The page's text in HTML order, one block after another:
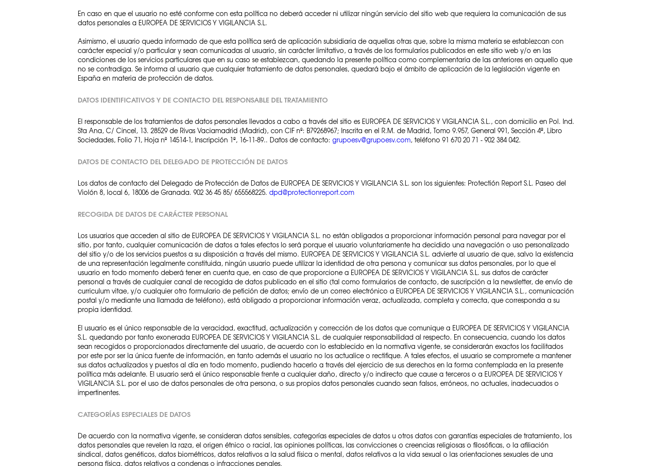
En caso en que el usuario no esté conforme con esta política no deberá acceder ni utilizar ningún servicio del sitio web que requiera la comunicación de sus
datos personales a EUROPEA DE SERVICIOS Y VIGILANCIA S.L.
Asimismo, el usuario queda informado de que esta política será de aplicación subsidiaria de aquellas otras que, sobre la misma materia se establezcan con
carácter especial y/o particular y sean comunicadas al usuario, sin carácter limitativo, a través de los formularios publicados en este sitio web y/o en las
condiciones de los servicios particulares que en su caso se establezcan, quedando la presente política como complementaria de las anteriores en aquello que
no se contradiga. Se informa al usuario que cualquier tratamiento de datos personales, quedará bajo el ámbito de aplicación de la legislación vigente en
España en materia de protección de datos.
DATOS IDENTIFICATIVOS Y DE CONTACTO DEL RESPONSABLE DEL TRATAMIENTO
El responsable de los tratamientos de datos personales llevados a cabo a través del sitio es EUROPEA DE SERVICIOS Y VIGILANCIA S.L., con domicilio en Pol. Ind.
Sta Ana, C/ Cincel, 13. 28529 de Rivas Vaciamadrid (Madrid), con CIF nº: B79268967; Inscrita en el R.M. de Madrid, Tomo 9.957, General 991, Sección 4ª, Libro
Sociedades, Folio 71, Hoja nº 14514-1, Inscripción 1ª, 16-11-89.. Datos de contacto: grupoesv@grupoesv.com, teléfono 91 670 20 71 - 902 384 042.
DATOS DE CONTACTO DEL DELEGADO DE PROTECCIÓN DE DATOS
Los datos de contacto del Delegado de Protección de Datos de EUROPEA DE SERVICIOS Y VIGILANCIA S.L. son los siguientes: Protectión Report S.L. Paseo del
Violón 8, local 6, 18006 de Granada. 902 36 45 85/ 655568225. dpd@protectionreport.com
RECOGIDA DE DATOS DE CARÁCTER PERSONAL
Los usuarios que acceden al sitio de EUROPEA DE SERVICIOS Y VIGILANCIA S.L. no están obligados a proporcionar información personal para navegar por el
sitio, por tanto, cualquier comunicación de datos a tales efectos lo será porque el usuario voluntariamente ha decidido una navegación o uso personalizado
del sitio y/o de los servicios puestos a su disposición a través del mismo. EUROPEA DE SERVICIOS Y VIGILANCIA S.L. advierte al usuario de que, salvo la existencia
de una representación legalmente constituida, ningún usuario puede utilizar la identidad de otra persona y comunicar sus datos personales, por lo que el
usuario en todo momento deberá tener en cuenta que, en caso de que proporcione a EUROPEA DE SERVICIOS Y VIGILANCIA S.L. sus datos de carácter
personal a través de cualquier canal de recogida de datos publicado en el sitio (tal como formularios de contacto, de suscripción a la newsletter, de envío de
curriculum vitae, y/o cualquier otro formulario de petición de datos; envío de un correo electrónico a EUROPEA DE SERVICIOS Y VIGILANCIA S.L., comunicación
postal y/o mediante una llamada de teléfono), está obligado a proporcionar información veraz, actualizada, completa y correcta, que corresponda a su
propia identidad.
El usuario es el único responsable de la veracidad, exactitud, actualización y corrección de los datos que comunique a EUROPEA DE SERVICIOS Y VIGILANCIA
S.L. quedando por tanto exonerada EUROPEA DE SERVICIOS Y VIGILANCIA S.L. de cualquier responsabilidad al respecto. En consecuencia, cuando los datos
sean recogidos o proporcionados directamente del usuario, de acuerdo con lo establecido en la normativa vigente, se considerarán exactos los facilitados
por este por ser la única fuente de información, en tanto además el usuario no los actualice o rectifique. A tales efectos, el usuario se compromete a mantener
sus datos actualizados y puestos al día en todo momento, pudiendo hacerlo a través del ejercicio de sus derechos en la forma contemplada en la presente
política más adelante. El usuario será el único responsable frente a cualquier daño, directo y/o indirecto que cause a terceros o a EUROPEA DE SERVICIOS Y
VIGILANCIA S.L. por el uso de datos personales de otra persona, o sus propios datos personales cuando sean falsos, erróneos, no actuales, inadecuados o
impertinentes.
CATEGORÍAS ESPECIALES DE DATOS
De acuerdo con la normativa vigente, se consideran datos sensibles, categorías especiales de datos u otros datos con garantías especiales de tratamiento, los
datos personales que revelen la raza, el origen étnico o racial, las opiniones políticas, las convicciones o creencias religiosas o filosóficas, o la afiliación
sindical, datos genéticos, datos biométricos, datos relativos a la salud física o mental, datos relativos a la vida sexual o las orientaciones sexuales de una
persona física, datos relativos a condenas o infracciones penales.